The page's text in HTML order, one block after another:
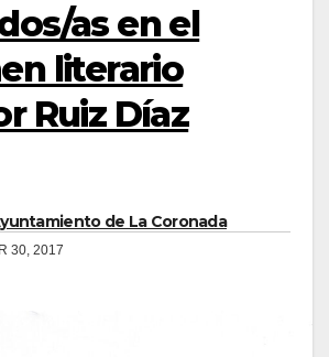
as en el
literario
Ruiz Díaz
de La Coronada
30, 2017